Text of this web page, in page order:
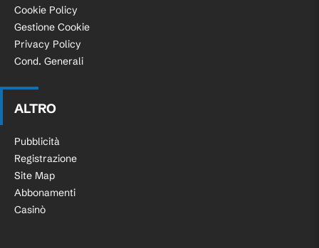
Cookie Policy
Gestione Cookie
Privacy Policy
Cond. Generali
ALTRO
Pubblicità
Registrazione
Site Map
Abbonamenti
Casinò